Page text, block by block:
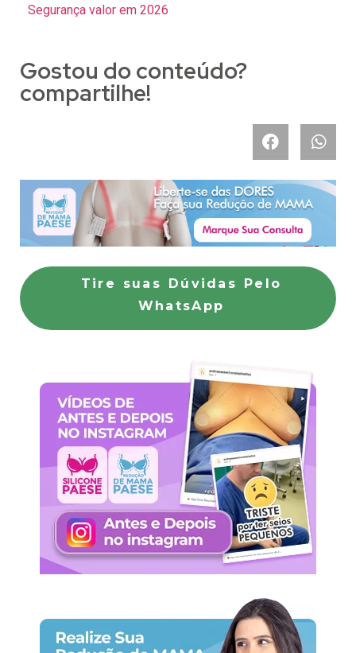
Segurança valor em 2026
Gostou do conteúdo?
compartilhe!
Tire suas Dúvidas Pelo
WhatsApp